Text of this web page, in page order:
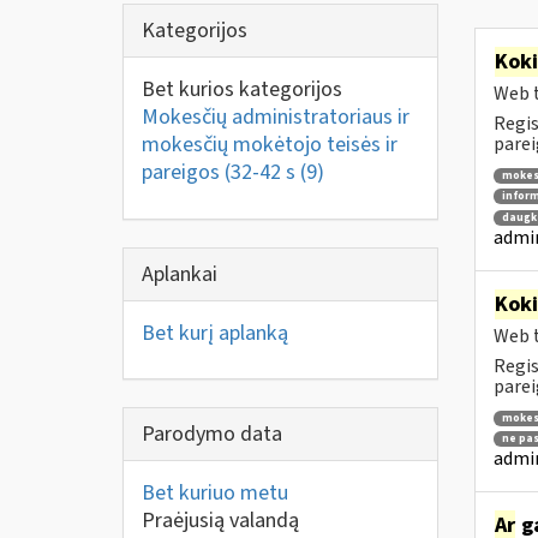
Kategorijos
Bet kurios kategorijos
Mokesčių administratoriaus ir
mokesčių mokėtojo teisės ir
pareigos (32-42 s (9)
Aplankai
Bet kurį aplanką
Parodymo data
Bet kuriuo metu
Praėjusią valandą
Web
Web
ne
Ar